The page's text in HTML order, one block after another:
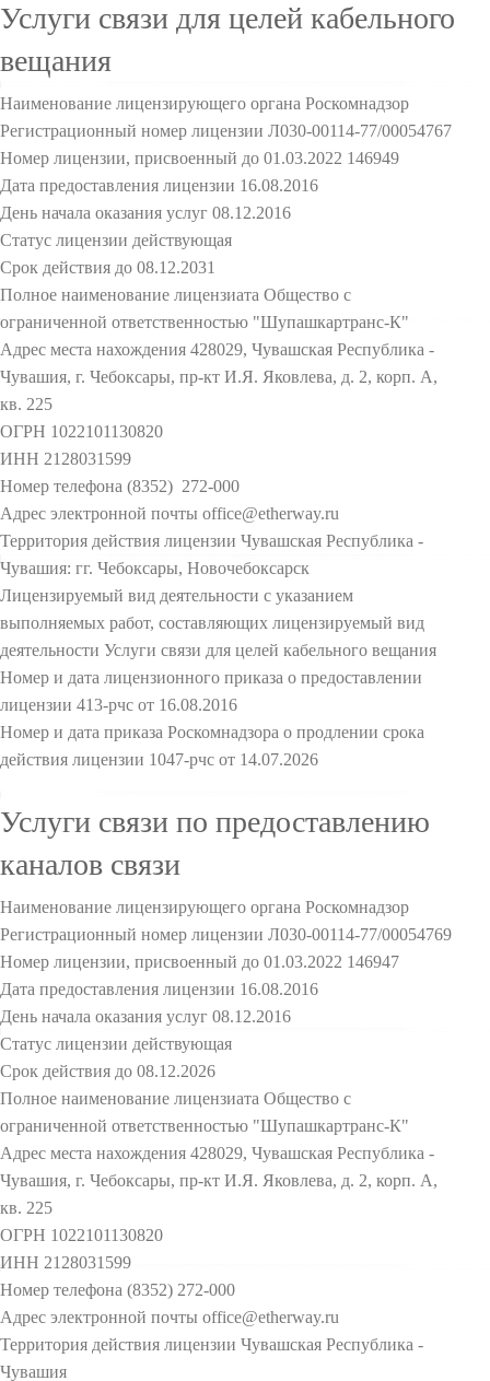
Услуги связи для целей кабельного
вещания
Наименование лицензирующего органа Роскомнадзор
Регистрационный номер лицензии Л030-00114-77/00054767
Номер лицензии, присвоенный до 01.03.2022 146949
Дата предоставления лицензии 16.08.2016
День начала оказания услуг 08.12.2016
Статус лицензии действующая
Срок действия до 08.12.2031
Полное наименование лицензиата Общество с
ограниченной ответственностью "Шупашкартранс-К"
Адрес места нахождения 428029, Чувашская Республика -
Чувашия, г. Чебоксары, пр-кт И.Я. Яковлева, д. 2, корп. А,
кв. 225
ОГРН 1022101130820
ИНН 2128031599
Номер телефона (8352) 272-000
Адрес электронной почты office@etherway.ru
Территория действия лицензии Чувашская Республика -
Чувашия: гг. Чебоксары, Новочебоксарск
Лицензируемый вид деятельности с указанием
выполняемых работ, составляющих лицензируемый вид
деятельности Услуги связи для целей кабельного вещания
Номер и дата лицензионного приказа о предоставлении
лицензии 413-рчс от 16.08.2016
Номер и дата приказа Роскомнадзора о продлении срока
действия лицензии 1047-рчс от 14.07.2026
Услуги связи по предоставлению
каналов связи
Наименование лицензирующего органа Роскомнадзор
Регистрационный номер лицензии Л030-00114-77/00054769
Номер лицензии, присвоенный до 01.03.2022 146947
Дата предоставления лицензии 16.08.2016
День начала оказания услуг 08.12.2016
Статус лицензии действующая
Срок действия до 08.12.2026
Полное наименование лицензиата Общество с
ограниченной ответственностью "Шупашкартранс-К"
Адрес места нахождения 428029, Чувашская Республика -
Чувашия, г. Чебоксары, пр-кт И.Я. Яковлева, д. 2, корп. А,
кв. 225
ОГРН 1022101130820
ИНН 2128031599
Номер телефона (8352) 272-000
Адрес электронной почты office@etherway.ru
Территория действия лицензии Чувашская Республика -
Чувашия